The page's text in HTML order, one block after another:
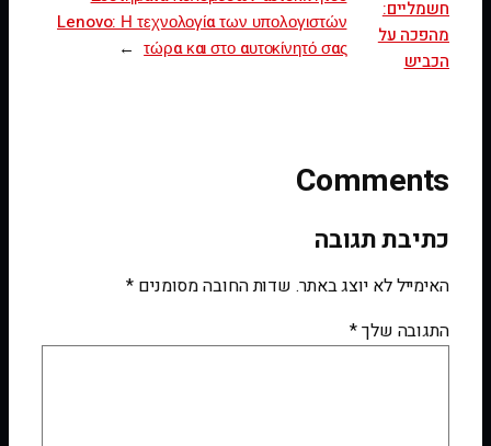
חשמליים:
מהפכה על
הכביש
Lenovo: Η τεχνολογία των υπολογιστών
τώρα και στο αυτοκίνητό σας
→
Comments
כתיבת תגובה
האימייל לא יוצג באתר. שדות החובה מסומנים *
התגובה שלך*